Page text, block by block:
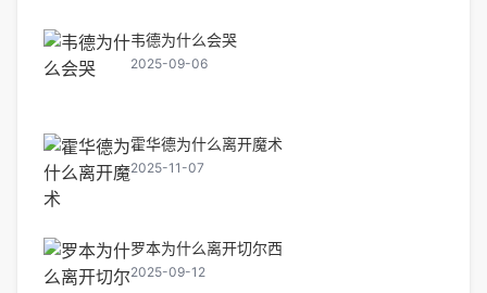
韦德为什么会哭
2025-09-06
霍华德为什么离开魔术
2025-11-07
罗本为什么离开切尔西
2025-09-12